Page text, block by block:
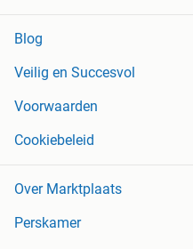
Blog
Veilig en Succesvol
Voorwaarden
Cookiebeleid
Over Marktplaats
Perskamer